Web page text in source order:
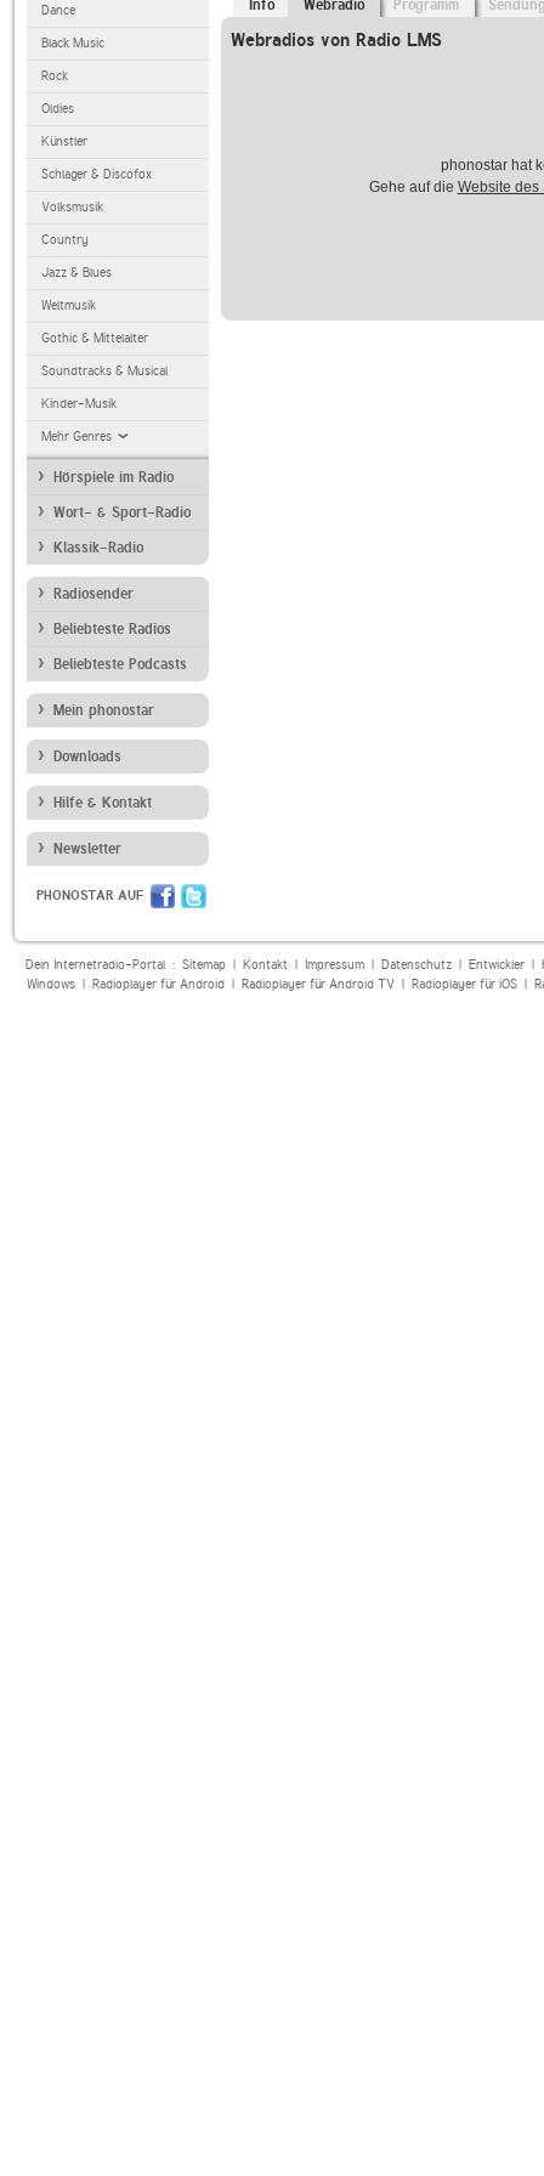
Dance
Black Music
Rock
Oldies
Künstler
Schlager & Discofox
Volksmusik
Country
Jazz & Blues
Weltmusik
Gothic & Mittelalter
Soundtracks & Musical
Kinder-Musik
Mehr Genres
Hörspiele im Radio
Wort- & Sport-Radio
Klassik-Radio
Radiosender
Beliebteste Radios
Beliebteste Podcasts
Mein phonostar
Downloads
Hilfe & Kontakt
Newsletter
PHONOSTAR AUF
Info Webradio Programm
Webradios von Radio LMS
phonostar hat
Gehe auf die Website des
Dein Internetradio-Portal : Sitemap| Kontakt| Impressum| Datenschutz| Entwickler|
Windows| Radioplayer für Android| Radioplayer für Android TV| Radioplayer für iOS|